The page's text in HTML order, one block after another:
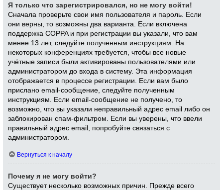
Я только что зарегистрировался, но не могу войти!
Сначала проверьте свои имя пользователя и пароль. Если
они верны, то возможны два варианта. Если включена
поддержка COPPA и при регистрации вы указали, что вам
менее 13 лет, следуйте полученным инструкциям. На
некоторых конференциях требуется, чтобы все новые
учётные записи были активированы пользователями или
администратором до входа в систему. Эта информация
отображается в процессе регистрации. Если вам было
прислано email-сообщение, следуйте полученным
инструкциям. Если email-сообщение не получено, то
возможно, что вы указали неправильный адрес email либо он
заблокирован спам-фильтром. Если вы уверены, что ввели
правильный адрес email, попробуйте связаться с
администратором.
Вернуться к началу
Почему я не могу войти?
Существует несколько возможных причин. Прежде всего